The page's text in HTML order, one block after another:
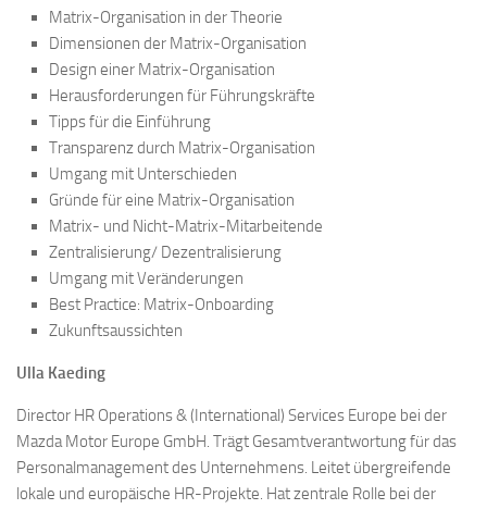
Matrix-Organisation in der Theorie
Dimensionen der Matrix-Organisation
Design einer Matrix-Organisation
Herausforderungen für Führungskräfte
Tipps für die Einführung
Transparenz durch Matrix-Organisation
Umgang mit Unterschieden
Gründe für eine Matrix-Organisation
Matrix- und Nicht-Matrix-Mitarbeitende
Zentralisierung/ Dezentralisierung
Umgang mit Veränderungen
Best Practice: Matrix-Onboarding
Zukunftsaussichten
Ulla Kaeding
Director HR Operations & (International) Services Europe bei der
Mazda Motor Europe GmbH. Trägt Gesamtverantwortung für das
Personalmanagement des Unternehmens. Leitet übergreifende
lokale und europäische HR-Projekte. Hat zentrale Rolle bei der